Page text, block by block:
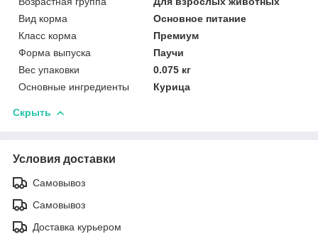
Вид корма
Основное питание
Класс корма
Премиум
Форма выпуска
Паучи
Вес упаковки
0.075 кг
Основные ингредиенты
Курица
Скрыть
Условия доставки
Самовывоз
Самовывоз
Доставка курьером